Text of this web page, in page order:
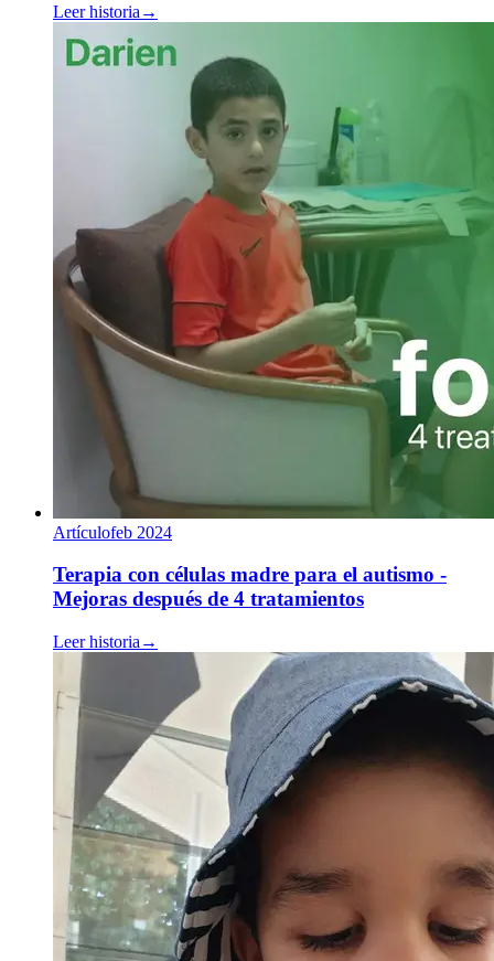
Leer historia →
Artículofeb 2024
Terapia con células madre para el autismo -
Mejoras después de 4 tratamientos
Leer historia →